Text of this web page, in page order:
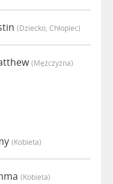
(dziecko, Chłopiec)
(mężczyzna)
(kobieta)
(kobieta)